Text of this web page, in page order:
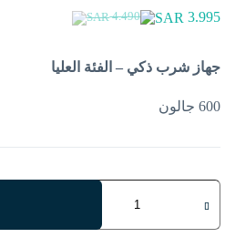
4.490
السعر
هو:
4.490.
3.995
السعر
هو:
3.995.
جهاز شرب ذكي – الفئة العليا
600 جالون
كمية
Purefull
Plus